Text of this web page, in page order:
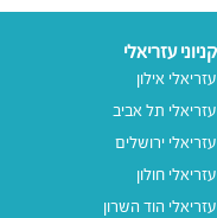
קניוני עזריאלי
עזריאלי אילון
עזריאלי תל אביב
עזריאלי ירושלים
עזריאלי חולון
עזריאלי הוד השרון